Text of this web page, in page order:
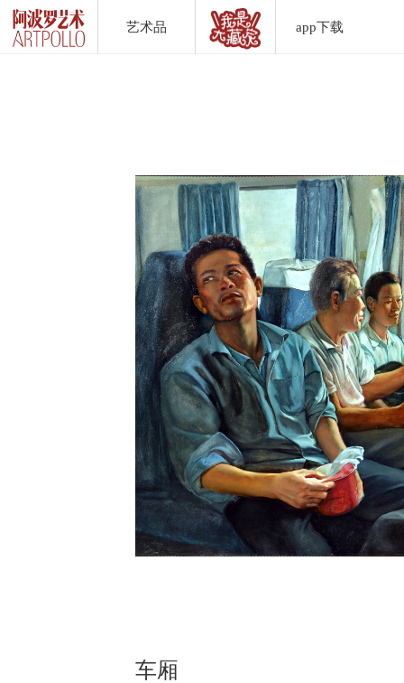
艺术品 app下载
车厢